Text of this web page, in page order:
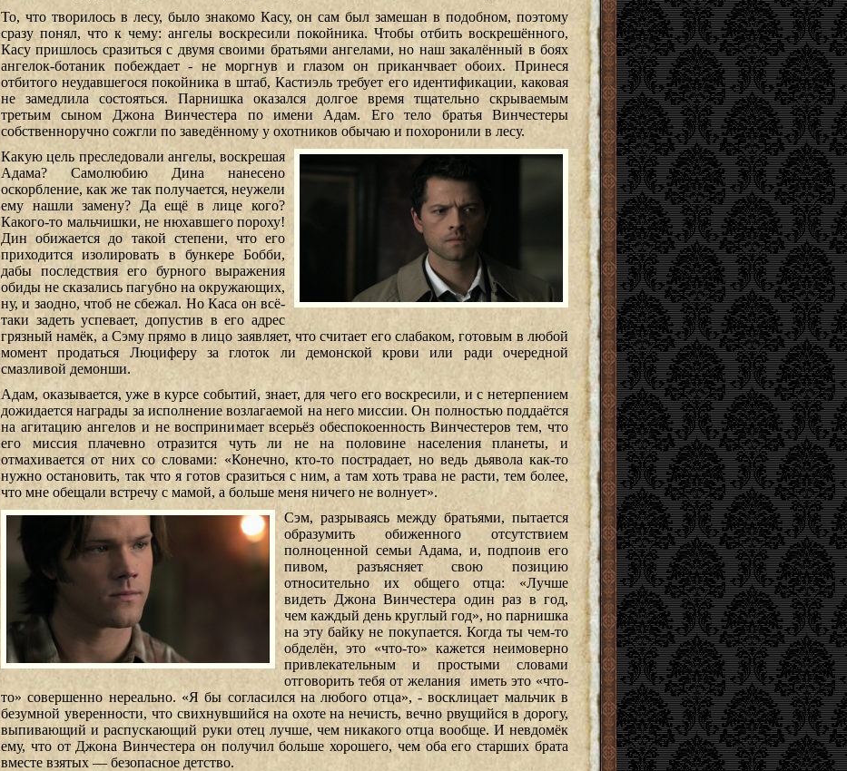
То, что творилось в лесу, было знакомо Касу, он сам был замешан в подобном, поэтому
сразу понял, что к чему: ангелы воскресили покойника. Чтобы отбить воскрешённого,
Касу пришлось сразиться с двумя своими братьями ангелами, но наш закалённый в боях
ангелок-ботаник побеждает - не моргнув и глазом он приканчвает обоих. Принеся
отбитого неудавшегося покойника в штаб, Кастиэль требует его идентификации, каковая
не замедлила состояться. Парнишка оказался долгое время тщательно скрываемым
третьим сыном Джона Винчестера по имени Адам. Его тело братья Винчестеры
собственноручно сожгли по заведённому у охотников обычаю и похоронили в лесу.
Какую цель преследовали ангелы, воскрешая
Адама? Самолюбию Дина нанесено
оскорбление, как же так получается, неужели
ему нашли замену? Да ещё в лице кого?
Какого-то мальчишки, не нюхавшего пороху!
Дин обижается до такой степени, что его
приходится изолировать в бункере Бобби,
дабы последствия его бурного выражения
обиды не сказались пагубно на окружающих,
ну, и заодно, чтоб не сбежал. Но Каса он всё-
таки задеть успевает, допустив в его адрес
грязный намёк, а Сэму прямо в лицо заявляет, что считает его слабаком, готовым в любой
момент продаться Люциферу за глоток ли демонской крови или ради очередной
смазливой демонши.
Адам, оказывается, уже в курсе событий, знает, для чего его воскресили, и с нетерпением
дожидается награды за исполнение возлагаемой на него миссии. Он полностью поддаётся
на агитацию ангелов и не воспринимает всерьёз обеспокоенность Винчестеров тем, что
его миссия плачевно отразится чуть ли не на половине населения планеты, и
отмахивается от них со словами: «Конечно, кто-то пострадает, но ведь дьявола как-то
нужно остановить, так что я готов сразиться с ним, а там хоть трава не расти, тем более,
что мне обещали встречу с мамой, а больше меня ничего не волнует».
Сэм, разрываясь между братьями, пытается
образумить обиженного отсутствием
полноценной семьи Адама, и, подпоив его
пивом, разъясняет свою позицию
относительно их общего отца: «Лучше
видеть Джона Винчестера один раз в год,
чем каждый день круглый год», но парнишка
на эту байку не покупается. Когда ты чем-то
обделён, это «что-то» кажется неимоверно
привлекательным и простыми словами
отговорить тебя от желания иметь это «что-
то» совершенно нереально. «Я бы согласился на любого отца», - восклицает мальчик в
безумной уверенности, что свихнувшийся на охоте на нечисть, вечно рвущийся в дорогу,
выпивающий и распускающий руки отец лучше, чем никакого отца вообще. И невдомёк
ему, что от Джона Винчестера он получил больше хорошего, чем оба его старших брата
вместе взятых — безопасное детство.